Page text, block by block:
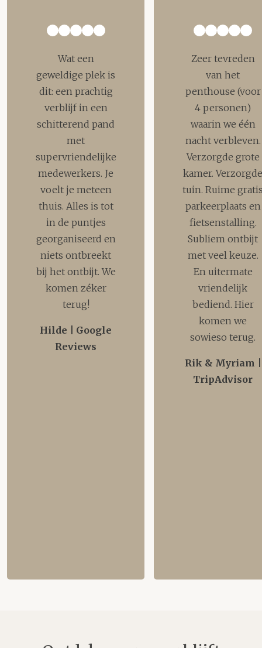
Wat een
geweldige plek is
dit: een prachtig
verblijf in een
schitterend pand
met
supervriendelijke
medewerkers. Je
voelt je meteen
thuis. Alles is tot
in de puntjes
georganiseerd en
niets ontbreekt
bij het ontbijt. We
komen zéker
terug!
Hilde | Google
Reviews
Zeer tevreden
van het
penthouse (voor
4 personen)
waarin we één
nacht verbleven.
Verzorgde grote
kamer.
tuin. Ruime
parkeerplaats en
fietsenstalling.
Subliem ontbijt
met veel keuze.
En uitermate
vriendelijk
bediend. Hier
komen we
sowieso terug.
Rik & Myriam |
TripAdvisor